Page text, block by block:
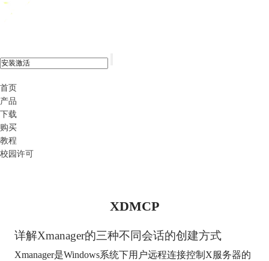
首页
产品
下载
购买
教程
校园许可
XDMCP
详解Xmanager的三种不同会话的创建方式
Xmanager是Windows系统下用户远程连接控制X服务器的